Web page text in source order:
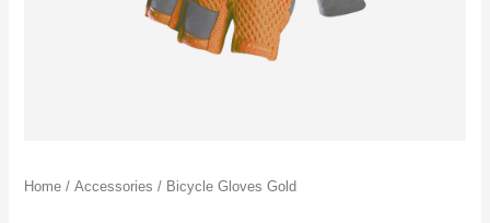
Home /Accessories / Bicycle Gloves Gold